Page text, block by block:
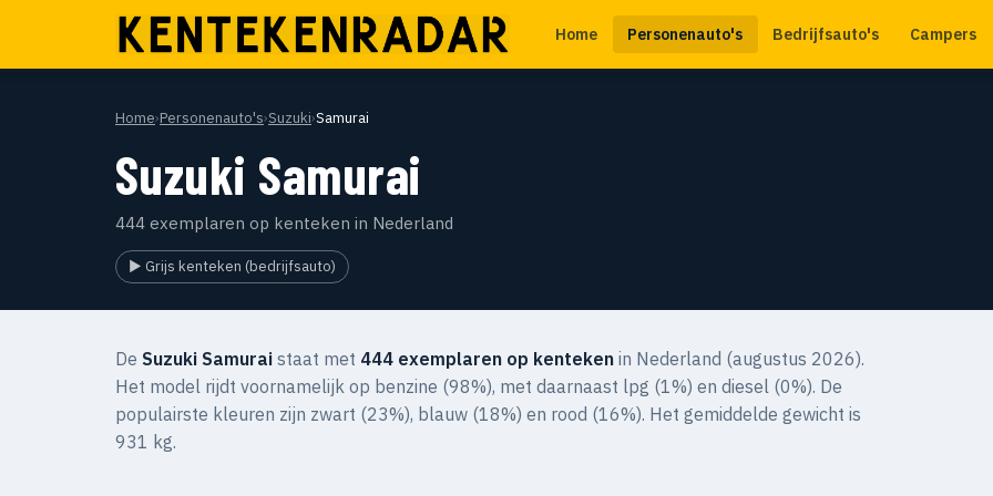
Home Personenauto's Bedrijfsauto's Campers
Home›Personenauto's›Suzuki›Samurai
Suzuki Samurai
444 exemplaren op kenteken in Nederland
▶ Grijs kenteken (bedrijfsauto)
De Suzuki Samurai staat met 444 exemplaren op kenteken in Nederland (augustus 2026).
Het model rijdt voornamelijk op benzine (98%), met daarnaast lpg (1%) en diesel (0%). De
populairste kleuren zijn zwart (23%), blauw (18%) en rood (16%). Het gemiddelde gewicht is
931 kg.